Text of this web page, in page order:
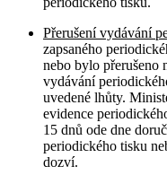
Přerušení vydávání
zapsaného
nebo bylo přerušeno
vydávání
uvedené lhůty.
evidence
15 dnů ode dne
periodického tisku
dozví.